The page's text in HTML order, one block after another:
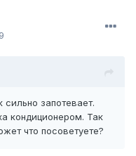
запотевает.
кондиционером. Так
что посоветуете?